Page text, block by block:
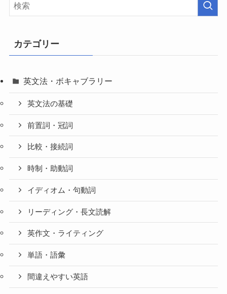
カテゴリー
英文法・ボキャブラリー
英文法の基礎
前置詞・冠詞
比較・接続詞
時制・助動詞
イディオム・句動詞
リーディング・長文読解
英作文・ライティング
単語・語彙
間違えやすい英語